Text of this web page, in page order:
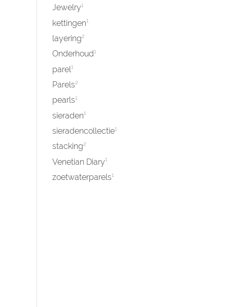
Jewelry1
kettingen1
layering2
Onderhoud1
parel1
Parels2
pearls1
sieraden1
sieradencollectie1
stacking2
Venetian Diary1
zoetwaterparels1